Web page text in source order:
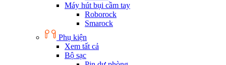
Máy hút bụi cầm tay
Roborock
Smarock
Phụ kiện
Xem tất cả
Bộ sạc